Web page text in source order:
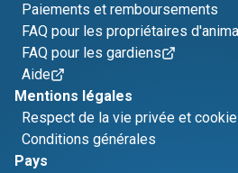
Paiements et remboursements
FAQ pour les propriétaires
FAQ pour les gardiens
Aide
Mentions légales
Respect de la vie privée et
Conditions générales
Pays